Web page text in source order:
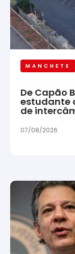
MANCHETE
De Capão
estudante
de
07/08/2026